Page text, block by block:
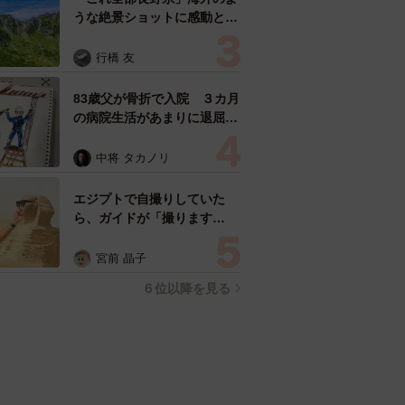
うな絶景ショットに感動と反
ったんだって気づいた」
行橋 友
83歳父が骨折で入院 ３カ月
の病院生活があまりに退屈で
い！」→スケッチブックを見
すよ…」
中将 タカノリ
エジプトで自撮りしていた
ら、ガイドが「撮ります
取っていたら……スマホを返
カモ代表かも」「私は6時間
宮前 晶子
６位以降を見る